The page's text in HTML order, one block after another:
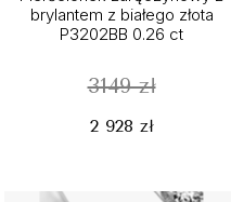
brylantem z białego złota
P3202BB 0.26 ct
3149 zł
2 928 zł